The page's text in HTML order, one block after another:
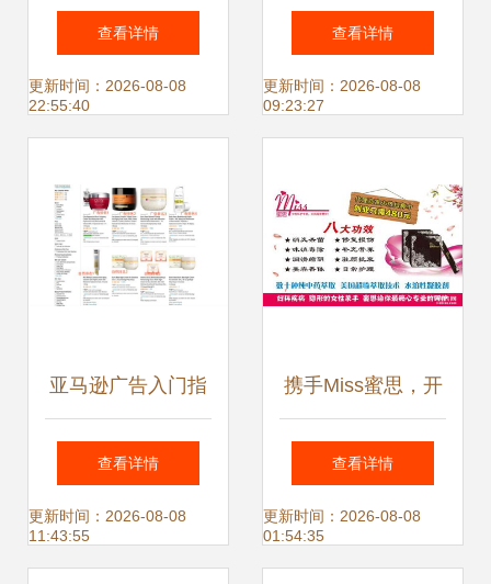
就品牌梦想——专
业代理家具广场宣
查看详情
更新时间：2026-08-08
22:55:40
陷阱 理性看待“急
招代理”背后的风险
查看详情
更新时间：2026-08-08
09:23:27
亚马逊广告入门指
南 解析排名机制与
高效投放策略
查看详情
更新时间：2026-08-08
11:43:55
携手Miss蜜思，开
启女性健康事业的
共赢之旅——代理
查看详情
更新时间：2026-08-08
01:54:35